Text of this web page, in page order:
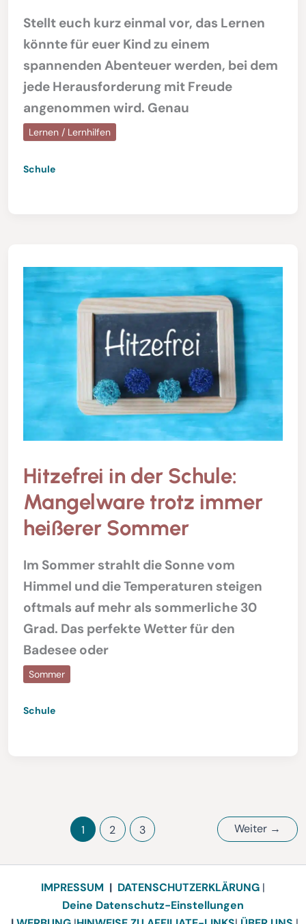
Stellt euch kurz einmal vor, das Lernen
könnte für euer Kind zu einem
spannenden Abenteuer werden, bei dem
jede Herausforderung mit Freude
angenommen wird. Genau
Lernen / Lernhilfen
Schule
Hitzefrei in der Schule:
Mangelware trotz immer
heißerer Sommer
Im Sommer strahlt die Sonne vom
Himmel und die Temperaturen steigen
oftmals auf mehr als sommerliche 30
Grad. Das perfekte Wetter für den
Badesee oder
Sommer
Schule
1 2 3 Weiter →
IMPRESSUM | DATENSCHUTZERKLÄRUNG |
Deine Datenschutz-Einstellungen